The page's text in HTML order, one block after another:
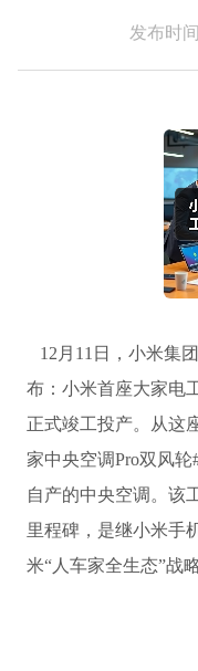
发布时
12月11日，小米集
布：小米首座大家电
正式竣工投产。从这
家中央空调Pro双风
自产的中央空调。该
里程碑，是继小米手
米“人车家全生态”战